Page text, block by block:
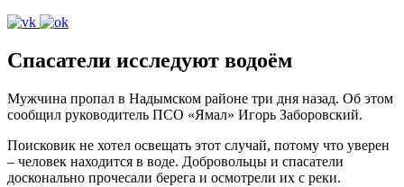
Спасатели исследуют водоём
Мужчина пропал в Надымском районе три дня назад. Об этом
сообщил руководитель ПСО «Ямал» Игорь Заборовский.
Поисковик не хотел освещать этот случай, потому что уверен
– человек находится в воде. Добровольцы и спасатели
досконально прочесали берега и осмотрели их с реки.